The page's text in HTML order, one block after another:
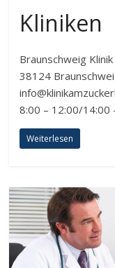
Kliniken
Braunschweig
38124
8:00 – 12:00/14:00
Weiterlesen